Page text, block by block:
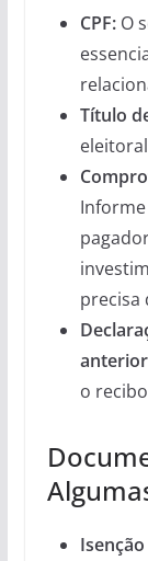
CPF:O
Título
precisa
o